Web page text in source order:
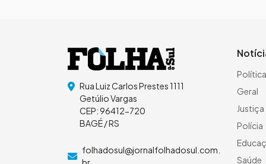
Rua Luiz Carlos Prestes 1111
Getúlio Vargas
CEP: 96412-720
BAGÉ / RS
folhadosul@jornalfolhadosul.com.
Política
Geral
Justiça
Polícia
Saúde